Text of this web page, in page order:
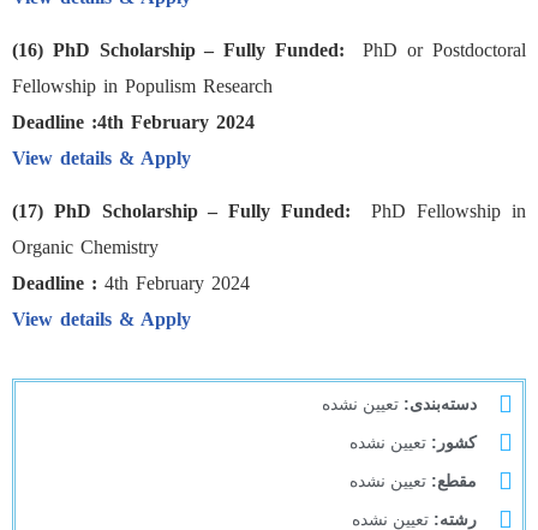
(16) PhD Scholarship – Fully Funded: PhD or Postdoctoral
Fellowship in Populism Research
Deadline :4th February 2024
View details & Apply
(17) PhD Scholarship – Fully Funded: PhD Fellowship in
Organic Chemistry
Deadline : 4th February 2024
View details & Apply
دسته‌بندی: تعیین نشده
کشور: تعیین نشده
مقطع: تعیین نشده
رشته: تعیین نشده